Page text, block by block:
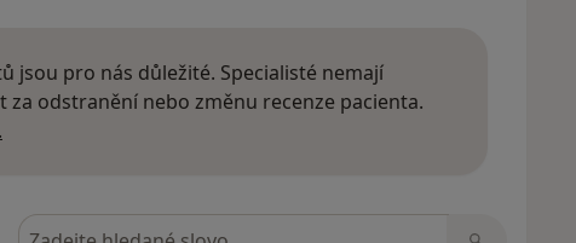
jsou pro nás důležité. Specialisté nemají
za odstranění nebo změnu recenze pacienta.
Hledejte v názorech